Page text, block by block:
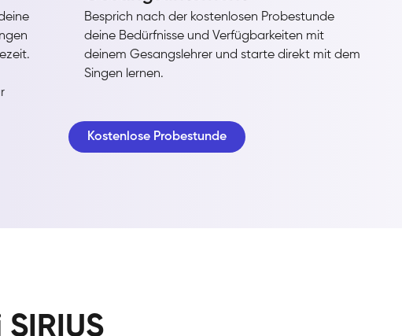
Besprich nach der kostenlosen Probestunde
deine Bedürfnisse und Verfügbarkeiten mit
deinem Gesangslehrer und starte direkt mit dem
Singen lernen.
Kostenlose Probestunde